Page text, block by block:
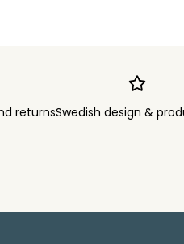
returnsSwedish design &